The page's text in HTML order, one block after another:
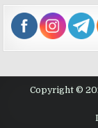
Copyright ©